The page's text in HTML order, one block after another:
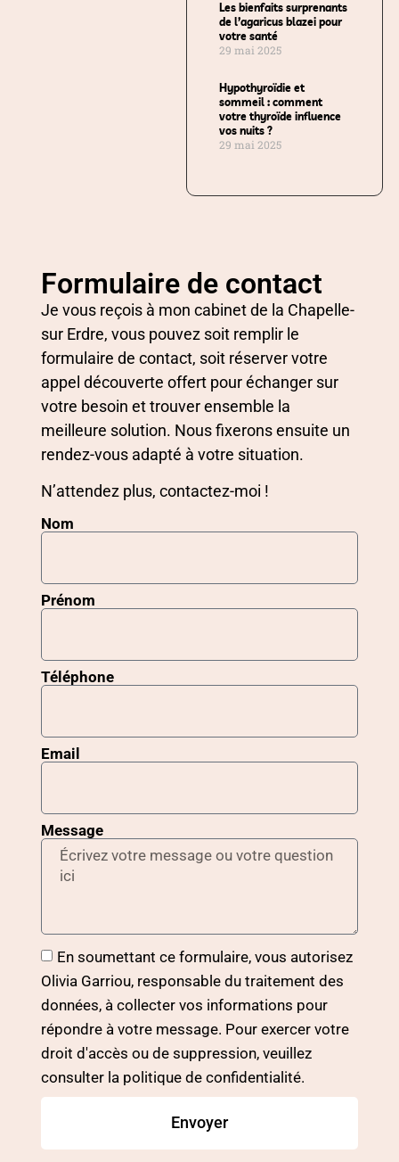
Les bienfaits surprenants
de l’agaricus blazei pour
votre santé
29 mai 2025
Hypothyroïdie et
sommeil : comment
votre thyroïde influence
vos nuits ?
29 mai 2025
Formulaire de contact
Je vous reçois à mon cabinet de la Chapelle-
sur Erdre, vous pouvez soit remplir le
formulaire de contact, soit réserver votre
appel découverte offert pour échanger sur
votre besoin et trouver ensemble la
meilleure solution. Nous fixerons ensuite un
rendez-vous adapté à votre situation.
N’attendez plus, contactez-moi !
Nom
Prénom
Téléphone
Email
Message
En soumettant ce formulaire, vous autorisez
Olivia Garriou, responsable du traitement des
données, à collecter vos informations pour
répondre à votre message. Pour exercer votre
droit d'accès ou de suppression, veuillez
consulter la politique de confidentialité.
Envoyer